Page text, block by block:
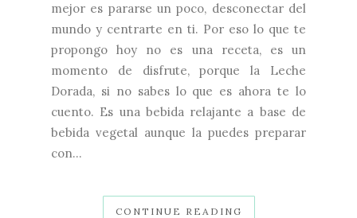
mejor es pararse un poco, desconectar del
mundo y centrarte en ti. Por eso lo que te
propongo hoy no es una receta, es un
momento de disfrute, porque la Leche
Dorada, si no sabes lo que es ahora te lo
cuento. Es una bebida relajante a base de
bebida vegetal aunque la puedes preparar
con...
CONTINUE READING